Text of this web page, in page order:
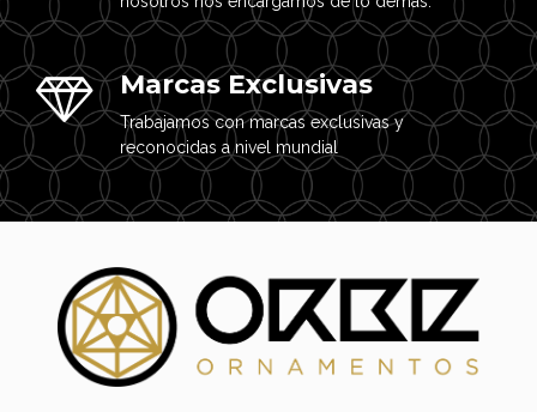
Marcas Exclusivas
Trabajamos con marcas exclusivas y
reconocidas a nivel mundial